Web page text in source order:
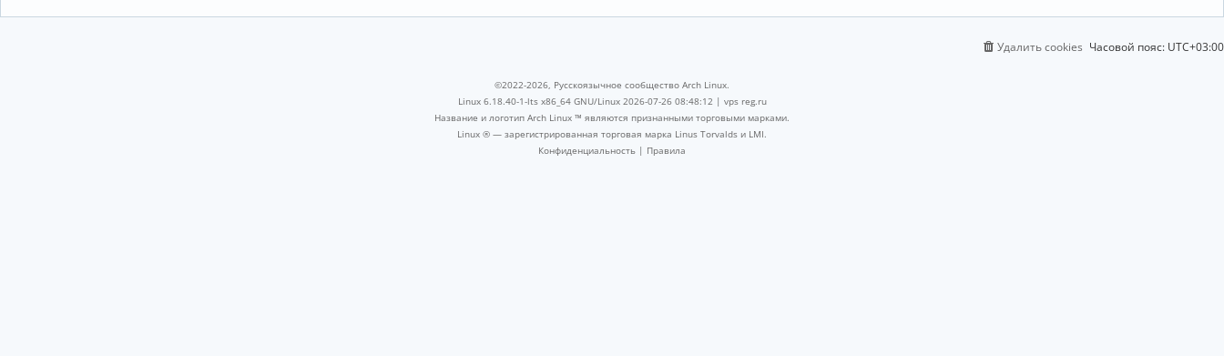
Часовой пояс: UTC+03:00
Удалить cookies
©2022-2026, Русскоязычное сообщество Arch Linux.
Linux 6.18.40-1-lts x86_64 GNU/Linux 2026-07-26 08:48:12 | vps reg.ru
Название и логотип Arch Linux ™ являются признанными торговыми марками.
Linux ® — зарегистрированная торговая марка Linus Torvalds и LMI.
Конфиденциальность | Правила